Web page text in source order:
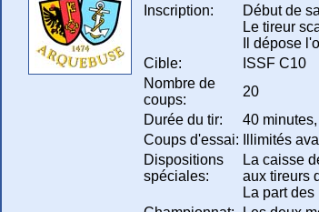
Inscription:
Début de
Le tireur
Il dépose
Cible:
ISSF C10
Nombre de
coups:
20
Durée du tir:
40
Coups d'essai:
Illimités
Dispositions
spéciales:
La caisse
aux tireurs
La part